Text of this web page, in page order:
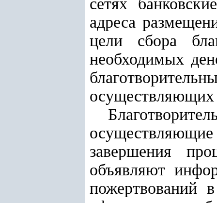
сетях
адреса
цели сбора
необходимых
осуществляющих
осуществляющие
завершения
объявляют
пожертвований